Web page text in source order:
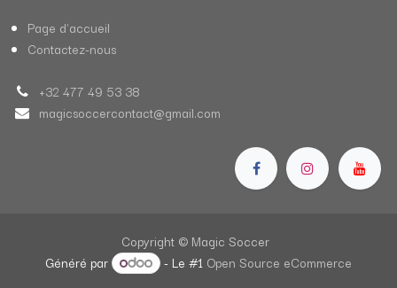
Page d'accueil
Contactez-nous
+32 477 49 53 38
magicsoccercontact@gmail.com
Copyright © Magic Soccer
Généré par
- Le #1 Open Source eCommerce